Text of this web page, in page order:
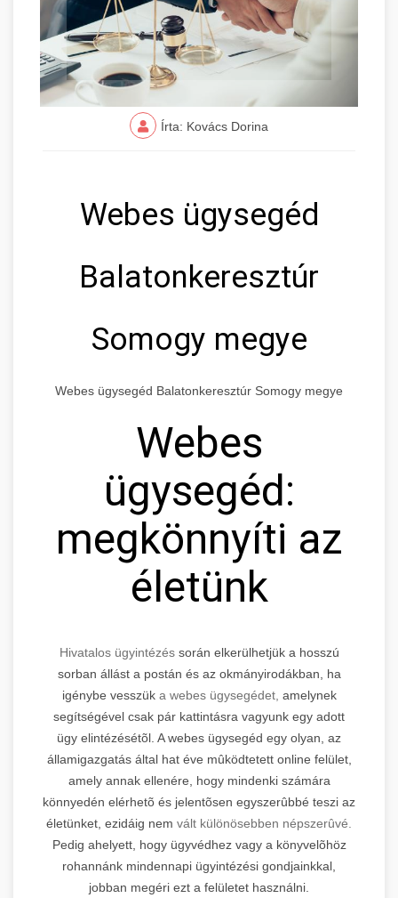
Írta: Kovács Dorina
Webes ügysegéd
Balatonkeresztúr
Somogy megye
Webes ügysegéd Balatonkeresztúr Somogy megye
Webes
ügysegéd:
megkönnyíti az
életünk
Hivatalos ügyintézés során elkerülhetjük a hosszú
sorban állást a postán és az okmányirodákban, ha
igénybe vesszük a webes ügysegédet, amelynek
segítségével csak pár kattintásra vagyunk egy adott
ügy elintézésétõl. A webes ügysegéd egy olyan, az
államigazgatás által hat éve mûködtetett online felület,
amely annak ellenére, hogy mindenki számára
könnyedén elérhetõ és jelentõsen egyszerûbbé teszi az
életünket, ezidáig nem vált különösebben népszerûvé.
Pedig ahelyett, hogy ügyvédhez vagy a könyvelõhöz
rohannánk mindennapi ügyintézési gondjainkkal,
jobban megéri ezt a felületet használni.